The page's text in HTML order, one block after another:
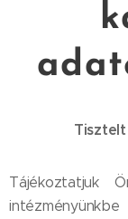
Tájékoztatjuk